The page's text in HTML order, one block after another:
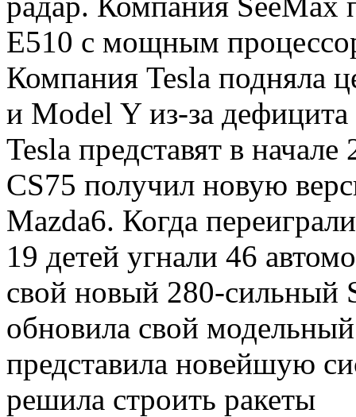
E510 с мощным
Компания Tesla подняла
и Model Y из-за
Tesla представят в
CS75 получил новую
Mazda6. Когда
19 детей угнали 46
свой новый 280-сильный
обновила свой
представила новейшую
решила строить ракеты